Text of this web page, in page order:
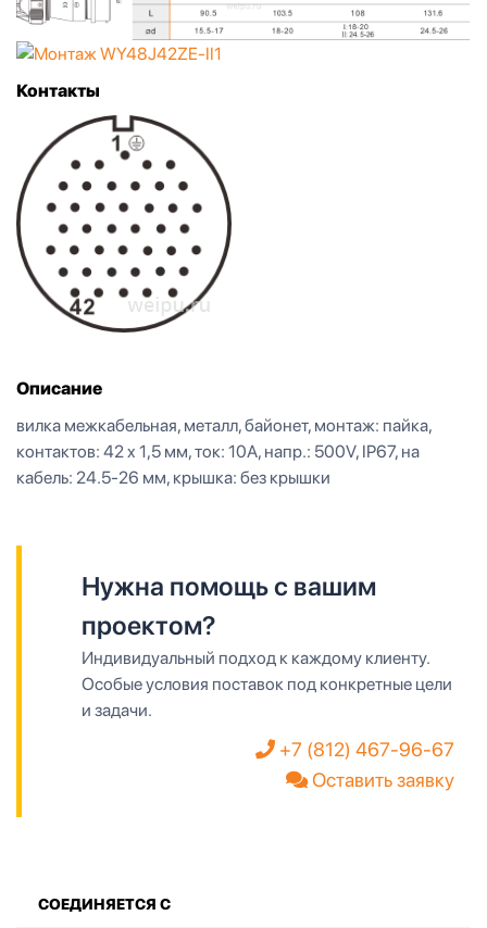
Контакты
Описание
вилка межкабельная, металл, байонет, монтаж: пайка,
контактов: 42 x 1,5 мм, ток: 10А, напр.: 500V, IP67, на
кабель: 24.5-26 мм, крышка: без крышки
Нужна помощь с вашим
проектом?
Индивидуальный подход к каждому клиенту.
Особые условия поставок под конкретные цели
и задачи.
+7 (812) 467-96-67
Оставить заявку
СОЕДИНЯЕТСЯ С